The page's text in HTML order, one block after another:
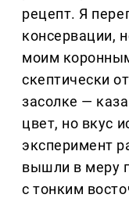
рецепт. Я
консервации,
моим
скептически
засолке —
цвет, но вкус
эксперимент
вышли в меру
с тонким